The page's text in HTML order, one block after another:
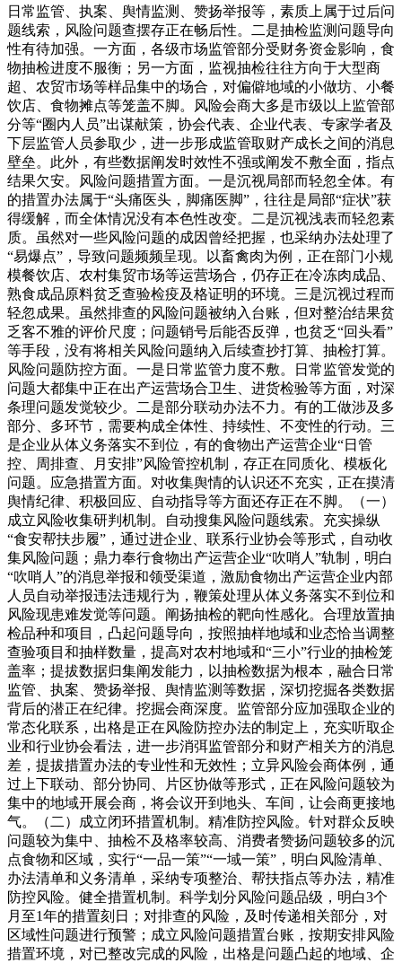
日常监管、执案、舆情监测、赞扬举报等，素质上属于过后问
题线索，风险问题查摆存正在畅后性。二是抽检监测问题导向
性有待加强。一方面，各级市场监管部分受财务资金影响，食
物抽检进度不服衡；另一方面，监视抽检往往方向于大型商
超、农贸市场等样品集中的场合，对偏僻地域的小做坊、小餐
饮店、食物摊点等笼盖不脚。风险会商大多是市级以上监管部
分等“圈内人员”出谋献策，协会代表、企业代表、专家学者及
下层监管人员参取少，进一步形成监管取财产成长之间的消息
壁垒。此外，有些数据阐发时效性不强或阐发不敷全面，指点
结果欠安。风险问题措置方面。一是沉视局部而轻忽全体。有
的措置办法属于“头痛医头，脚痛医脚”，往往是局部“症状”获
得缓解，而全体情况没有本色性改变。二是沉视浅表而轻忽素
质。虽然对一些风险问题的成因曾经把握，也采纳办法处理了
“易爆点”，导致问题频频呈现。以畜禽肉为例，正在部门小规
模餐饮店、农村集贸市场等运营场合，仍存正在冷冻肉成品、
熟食成品原料贫乏查验检疫及格证明的环境。三是沉视过程而
轻忽成果。虽然排查的风险问题被纳入台账，但对整治结果贫
乏客不雅的评价尺度；问题销号后能否反弹，也贫乏“回头看”
等手段，没有将相关风险问题纳入后续查抄打算、抽检打算。
风险问题防控方面。一是日常监管力度不敷。日常监管发觉的
问题大都集中正在出产运营场合卫生、进货检验等方面，对深
条理问题发觉较少。二是部分联动办法不力。有的工做涉及多
部分、多环节，需要构成全体性、持续性、不变性的行动。三
是企业从体义务落实不到位，有的食物出产运营企业“日管
控、周排查、月安排”风险管控机制，存正在同质化、模板化
问题。应急措置方面。对收集舆情的认识还不充实，正在摸清
舆情纪律、积极回应、自动指导等方面还存正在不脚。（一）
成立风险收集研判机制。自动搜集风险问题线索。充实操纵
“食安帮扶步履”，通过进企业、联系行业协会等形式，自动收
集风险问题；鼎力奉行食物出产运营企业“吹哨人”轨制，明白
“吹哨人”的消息举报和领受渠道，激励食物出产运营企业内部
人员自动举报违法违规行为，鞭策处理从体义务落实不到位和
风险现患难发觉等问题。阐扬抽检的靶向性感化。合理放置抽
检品种和项目，凸起问题导向，按照抽样地域和业态恰当调整
查验项目和抽样数量，提高对农村地域和“三小”行业的抽检笼
盖率；提拔数据归集阐发能力，以抽检数据为根本，融合日常
监管、执案、赞扬举报、舆情监测等数据，深切挖掘各类数据
背后的潜正在纪律。挖掘会商深度。监管部分应加强取企业的
常态化联系，出格是正在风险防控办法的制定上，充实听取企
业和行业协会看法，进一步消弭监管部分和财产相关方的消息
差，提拔措置办法的专业性和无效性；立异风险会商体例，通
过上下联动、部分协同、片区协做等形式，正在风险问题较为
集中的地域开展会商，将会议开到地头、车间，让会商更接地
气。（二）成立闭环措置机制。精准防控风险。针对群众反映
问题较为集中、抽检不及格率较高、消费者赞扬问题较多的沉
点食物和区域，实行“一品一策”“一域一策”，明白风险清单、
办法清单和义务清单，采纳专项整治、帮扶指点等办法，精准
防控风险。健全措置机制。科学划分风险问题品级，明白3个
月至1年的措置刻日；对排查的风险，及时传递相关部分，对
区域性问题进行预警；成立风险问题措置台账，按期安排风险
措置环境，对已整改完成的风险，出格是问题凸起的地域、企